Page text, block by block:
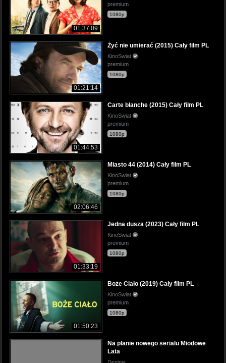
01:37:09
premium
1080p
01:21:14
Żyć nie umierać (2015) Cały film PL
KinoSwiat
premium
1080p
01:44:53
Carte blanche (2015) Cały film PL
KinoSwiat
premium
1080p
02:06:46
Miasto 44 (2014) Cały film PL
KinoSwiat
premium
1080p
01:33:19
Jedna dusza (2023) Cały film PL
KinoSwiat
premium
1080p
01:50:23
Boże Ciało (2019) Cały film PL
KinoSwiat
premium
1080p
Na planie nowego serialu Miodowe
Lata